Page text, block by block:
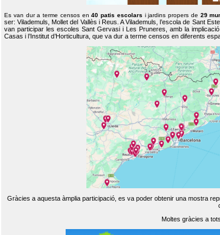
Es van dur a terme censos en40 patis escolars i jardins propers de 29
ser: Vilademuls, Mollet del Vallès i Reus. A Vilademuls, l’escola de Sant
van participar les escoles Sant Gervasi i Les Pruneres, amb la
Casas i l’Institut d’Horticultura, que va dur a terme censos en diferents
Gràcies a aquesta àmplia participació, es va poder obtenir una mostra
Moltes gràcies a